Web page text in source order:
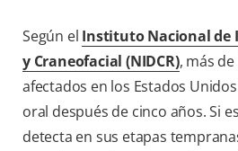
Según el Instituto Nacional de
y Craneofacial (NIDCR), más
afectados en los Estados
oral después de cinco años. Si
detecta en sus etapas